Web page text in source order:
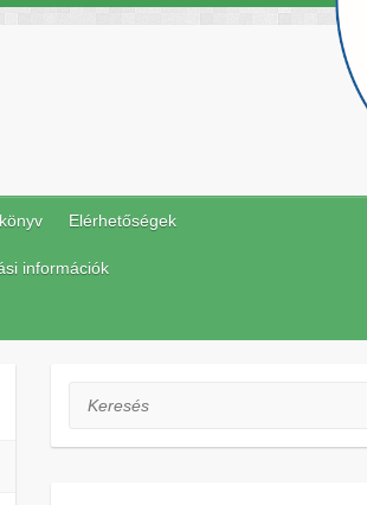
Elérhetőségek
információk
Keresés